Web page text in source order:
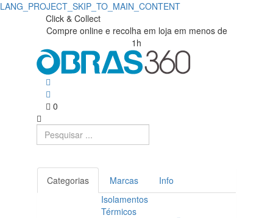
LANG_PROJECT_SKIP_TO_MAIN_CONTENT
Madeiras
Obras360
Obras360
Materiais
Construção
Click & Collect
Compre online e recolha em loja em menos de
1h
0
Categorias Marcas
Info
Isolamentos
Térmicos